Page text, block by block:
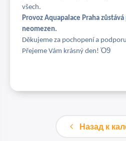
všech.
Provoz Aquapalace Praha
neomezen.
Děkujeme za pochopení a
Přejeme Vám krásný den! Ὁ9
Назад к